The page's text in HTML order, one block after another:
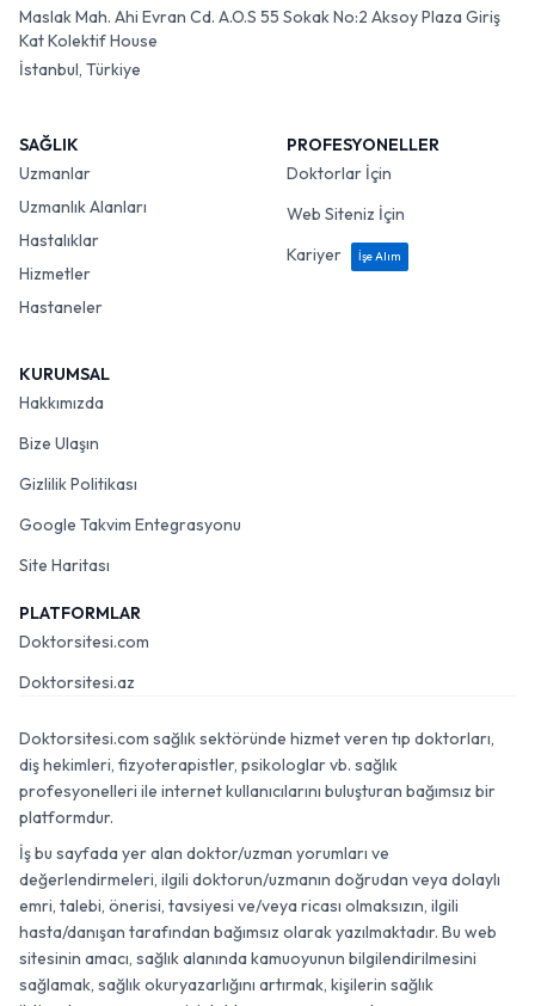
Maslak Mah. Ahi Evran Cd. A.O.S 55 Sokak No:2 Aksoy Plaza Giriş
Kat Kolektif House
İstanbul, Türkiye
SAĞLIK
Uzmanlar
Uzmanlık Alanları
Hastalıklar
Hizmetler
Hastaneler
PROFESYONELLER
Doktorlar İçin
Web Siteniz İçin
Kariyer
İşe Alım
KURUMSAL
Hakkımızda
Bize Ulaşın
Gizlilik Politikası
Google Takvim Entegrasyonu
Site Haritası
PLATFORMLAR
Doktorsitesi.com
Doktorsitesi.az
Doktorsitesi.com sağlık sektöründe hizmet veren tıp doktorları,
diş hekimleri, fizyoterapistler, psikologlar vb. sağlık
profesyonelleri ile internet kullanıcılarını buluşturan bağımsız bir
platformdur.
İş bu sayfada yer alan doktor/uzman yorumları ve
değerlendirmeleri, ilgili doktorun/uzmanın doğrudan veya dolaylı
emri, talebi, önerisi, tavsiyesi ve/veya ricası olmaksızın, ilgili
hasta/danışan tarafından bağımsız olarak yazılmaktadır. Bu web
sitesinin amacı, sağlık alanında kamuoyunun bilgilendirilmesini
sağlamak, sağlık okuryazarlığını artırmak, kişilerin sağlık